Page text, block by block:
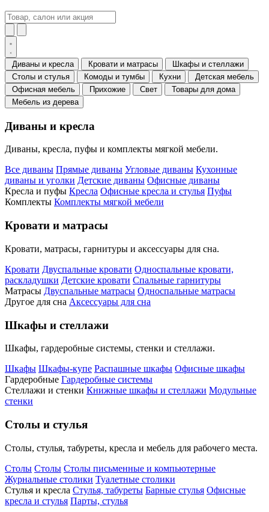
Диваны и кресла Кровати и матрасы
Шкафы и стеллажи
Столы и стулья
Комоды и тумбы Кухни
Детская мебель
Офисная мебель
Прихожие Свет
Товары для дома
Мебель из дерева
Диваны и кресла
Диваны, кресла, пуфы и комплекты мягкой мебели.
Все диваны Прямые диваны Угловые диваны Кухонные
диваны и уголки Детские диваны Офисные диваны
Кресла и пуфы Кресла Офисные кресла и стулья Пуфы
Комплекты Комплекты мягкой мебели
Кровати и матрасы
Кровати, матрасы, гарнитуры и аксессуары для сна.
Кровати Двуспальные кровати Односпальные кровати,
раскладушки Детские кровати Спальные гарнитуры
Матрасы Двуспальные матрасы Односпальные матрасы
Другое для сна Аксессуары для сна
Шкафы и стеллажи
Шкафы, гардеробные системы, стенки и стеллажи.
Шкафы Шкафы-купе Распашные шкафы Офисные шкафы
Гардеробные Гардеробные системы
Стеллажи и стенки Книжные шкафы и стеллажи Модульные
стенки
Столы и стулья
Столы, стулья, табуреты, кресла и мебель для рабочего места.
Столы Столы Столы письменные и компьютерные
Журнальные столики Туалетные столики
Стулья и кресла Стулья, табуреты Барные стулья Офисные
кресла и стулья Парты, стулья